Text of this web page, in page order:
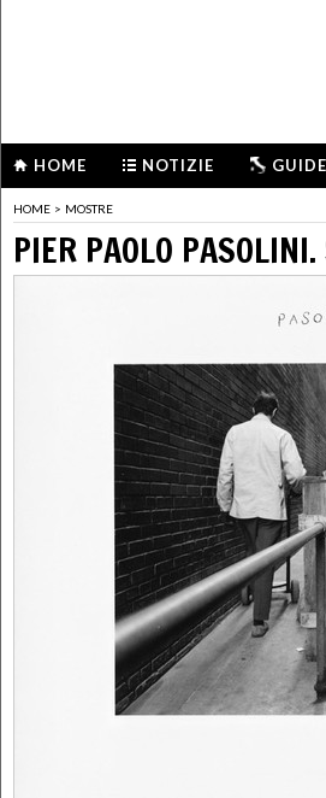
HOME NOTIZIE GUIDE
HOME > MOSTRE
PIER PAOLO